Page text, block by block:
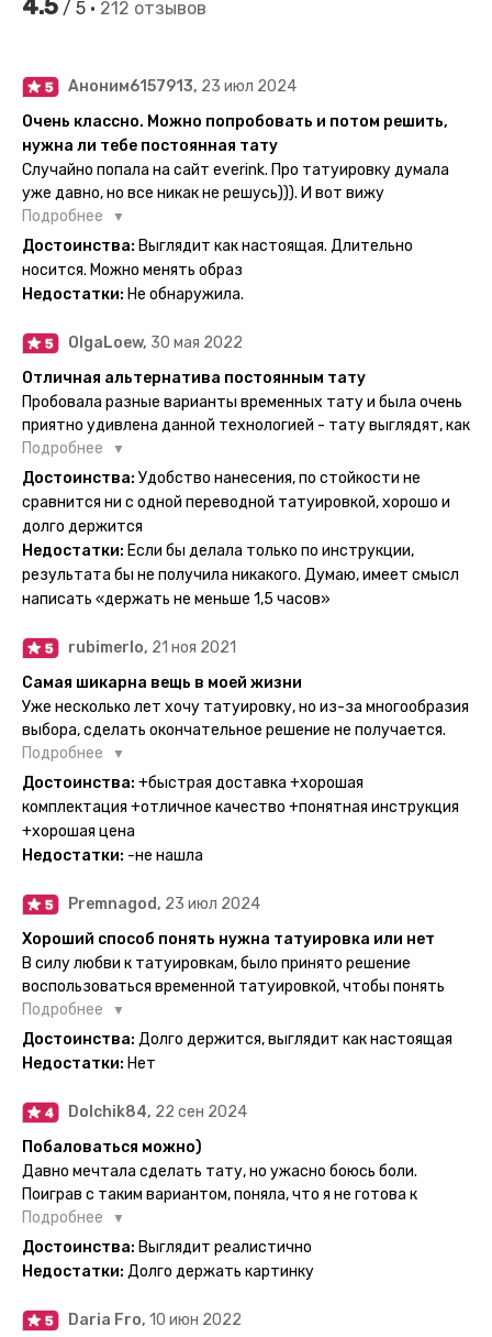
4.5 / 5 • 212 отзывов
Аноним6157913, 23 июл 2024
Очень классно. Можно попробовать и потом решить,
нужна ли тебе постоянная тату
Случайно попала на сайт everink. Про татуировку думала
уже давно, но все никак не решусь))). И вот вижу
великолепный каталог everink. Тату на любой вкус.
Заказала и не пожалела. Супер. Выглядит как настоящая.
Посмотрю как булет ы носке. Обязательно закажу ещё.
Подробнее
Достоинства: Выглядит как настоящая. Длительно
носится. Можно менять образ
Недостатки: Не обнаружила.
OlgaLoew, 30 мая 2022
Отличная альтернатива постоянным тату
Пробовала разные варианты временных тату и была очень
приятно удивлена данной технологией - тату выглядят, как
настоящие, и не тускнеют больше недели даже несмотря
на контакты с водой! На сайте очень большой выбор по
тематике и размерам, быстрая доставка. Заказывала сразу
очередного рисунка у меня на руке друзья до сих пор
каждый раз уточняют, временная ли тату или я всё-таки
решила себе что-то набить :) Т. к. если следовать
инструкции, то её действительно не отличить от
настоящей. Главное, не стараться перевести большую
тату на какой-то маленький участок кожи (например,
запястье) - вследствие чего могут плохо отпечататься
какие-то части рисунка. Но это, скажем так, риски, которые
вы берёте на себя сами ;)
Подробнее
Достоинства: Удобство нанесения, по стойкости не
сравнится ни с одной переводной татуировкой, хорошо и
долго держится
Недостатки: Если бы делала только по инструкции,
результата бы не получила никакого. Думаю, имеет смысл
написать «держать не меньше 1,5 часов»
rubimerlo, 21 ноя 2021
Самая шикарна вещь в моей жизни
Уже несколько лет хочу татуировку, но из-за многообразия
выбора, сделать окончательное решение не получается.
Поэтому everink стали для меня настоящей находкой. Как
только тату пришли, я сразу понеслась их забирать. Хочу
отметить, что у everink очень большой выбор мест для
доставки, что значительно упрощает процесс получения
тату. Посылка была упакованна в бумажный плотный
конверт, внутри оказалась ещё одна упаковка с
дизайнерским принтом. Комплектация набора: сами тату,
упакованные в специальные пакетики, салфетки,
инструкция по нанесению. Всё выглядит очень мило. Я уже
нанесла одну из них и сейчас жду результата. Всё очень
понятно объяснено, отдельным плюсом для меня стала
картинка с обозначениями тех мечт, где тату будет
держаться дольше всего. В общем всём советую и
рекомендую, буду заказывать ещё))
Подробнее
Достоинства: +быстрая доставка +хорошая
комплектация +отличное качество +понятная инструкция
+хорошая цена
Недостатки: -не нашла
Premnagod, 23 июл 2024
Хороший способ понять нужна татуировка или нет
В силу любви к татуировкам, было принято решение
воспользоваться временной татуировкой, чтобы понять
хочется набивать настоящую или нет, как оказалось
смысла набивать нет, ведь можно постоянно делать
временные татуировки и в случае если одна не понравится
больше ничего и не нужно.
Подробнее
Достоинства: Долго держится, выглядит как настоящая
Недостатки: Нет
Dolchik84, 22 сен 2024
Побаловаться можно)
Давно мечтала сделать тату, но ужасно боюсь боли.
Поиграв с таким вариантом, поняла, что я не готова к
постоянной тату. Поэтому благодарю, что есть такая
возможность. Муж смог сделать тату в нескольких местах
одной картинкой).
Подробнее
Достоинства: Выглядит реалистично
Недостатки: Долго держать картинку
Daria Fro, 10 июн 2022